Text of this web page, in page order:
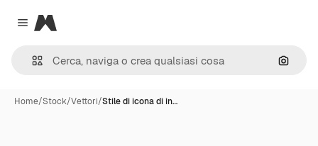
Close menu
Magnific
Cerca
Home/Stock/Vettori/Stile di icona di in…